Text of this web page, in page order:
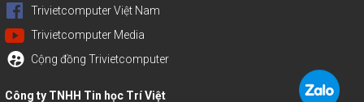
Trivietcomputer Việt Nam
Trivietcomputer Media
Cộng đồng Trivietcomputer
Công ty TNHH Tin học Trí Việt